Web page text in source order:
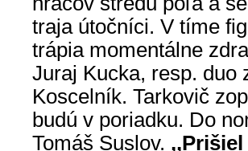
traja útočníci. V tíme
trápia momentálne
Juraj Kucka, resp. duo
Koscelník. Tarkovič
budú v poriadku. Do
Tomáš Suslov.